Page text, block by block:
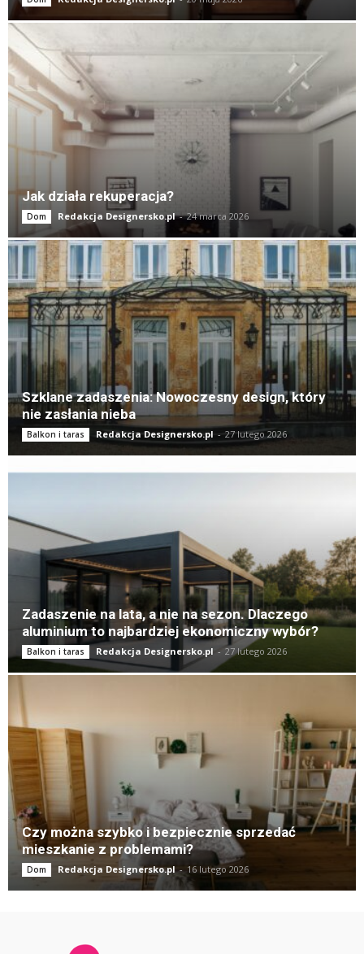
Jak działa rekuperacja?
Dom Redakcja Designersko.pl - 24 marca 2026
Szklane zadaszenia: Nowoczesny design, który
nie zasłania nieba
Balkon i taras Redakcja Designersko.pl - 27 lutego 2026
Zadaszenie na lata, a nie na sezon. Dlaczego
aluminium to najbardziej ekonomiczny wybór?
Balkon i taras Redakcja Designersko.pl - 27 lutego 2026
Czy można szybko i bezpiecznie sprzedać
mieszkanie z problemami?
Dom Redakcja Designersko.pl - 16 lutego 2026